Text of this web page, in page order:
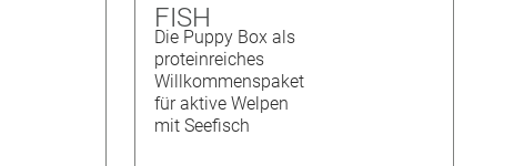
FISH
Die Puppy Box als
proteinreiches
Willkommenspaket
für aktive Welpen
mit Seefisch